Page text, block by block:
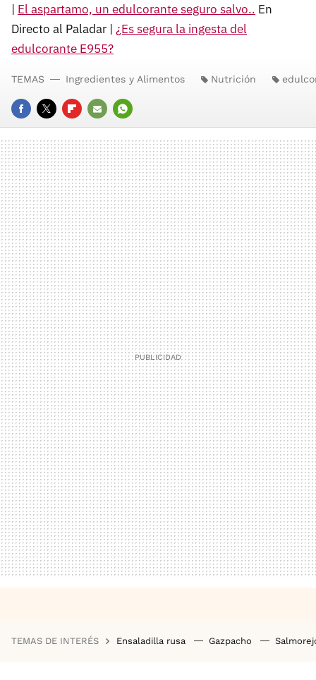
| El aspartamo, un edulcorante seguro salvo.. En
Directo al Paladar | ¿Es segura la ingesta del
edulcorante E955?
FACEBOOK
TWITTERFLIPBOARD
E-
MAIL
WHATSAPP
TEMAS Ingredientes y Alimentos Nutrición
TEMAS DE INTERÉS Ensaladilla rusa Gazpacho